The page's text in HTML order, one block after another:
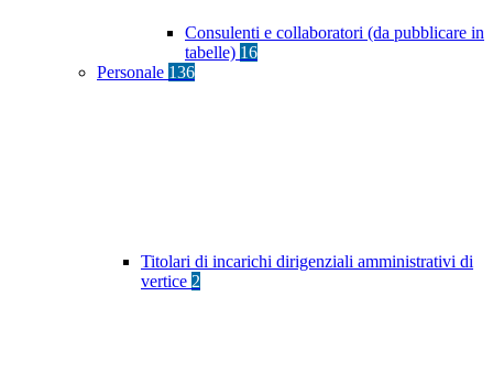
Consulenti e collaboratori (da pubblicare in
tabelle) 16
Personale 136
Titolari di incarichi dirigenziali amministrativi di
vertice 2